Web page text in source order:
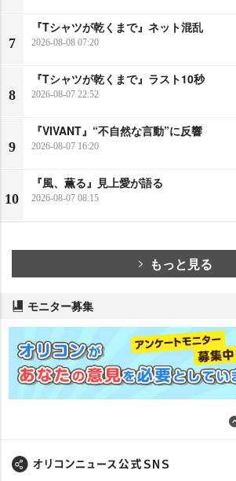
7
『Tシャツが乾くまで』ネット混乱
2026-08-08 07:20
8
『Tシャツが乾くまで』ラスト10秒
2026-08-07 22:52
9
『VIVANT』“不自然な言動”に反響
2026-08-07 16:20
10
『風、薫る』見上愛が語る
2026-08-07 08:15
もっと見る
モニター募集